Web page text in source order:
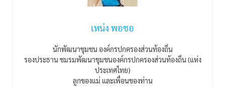
เหน่ง พอชอ
นักพัฒนาชุมชน องค์กรปกครองส่วนท้องถิ่น
รองประธาน ชมรมพัฒนาชุมชนองค์กรปกครองส่วนท้องถิ่น (แห่ง
ประเทศไทย)
ลูกของแม่ และเพื่อนของท่าน